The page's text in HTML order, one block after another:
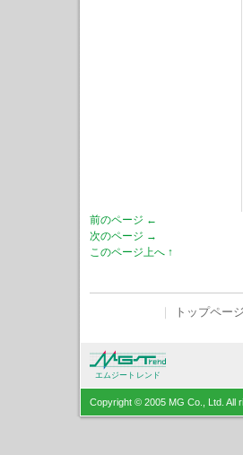
前のページ ←
次のページ →
このページ上へ ↑
トップペー
エムジートレンド
Copyright © 2005 MG Co., Ltd. All